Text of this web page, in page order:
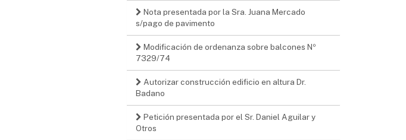
Nota presentada por la Sra. Juana Mercado
s/pago de pavimento
Modificación de ordenanza sobre balcones Nº
7329/74
Autorizar construcción edificio en altura Dr.
Badano
Petición presentada por el Sr. Daniel Aguilar y
Otros